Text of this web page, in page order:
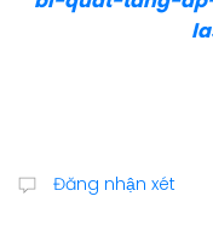
Đăng nhận xét